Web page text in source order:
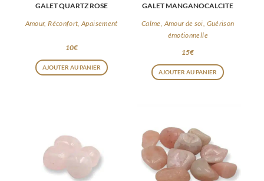
GALET QUARTZ ROSE
Amour, Réconfort, Apaisement
10€
AJOUTER AU PANIER
GALET MANGANOCALCITE
Calme, Amour de soi, Guérison
émotionnelle
15€
AJOUTER AU PANIER